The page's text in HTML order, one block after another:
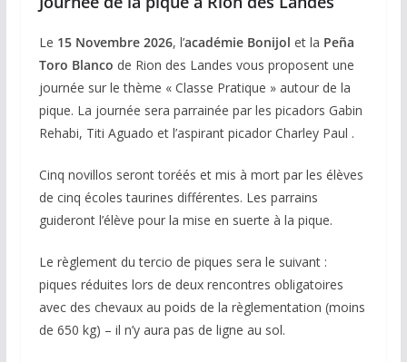
Le 15 Novembre 2026, l’académie Bonijol et la Peña
Toro Blanco de Rion des Landes vous proposent une
journée sur le thème « Classe Pratique » autour de la
pique. La journée sera parrainée par les picadors Gabin
Rehabi, Titi Aguado et l’aspirant picador Charley Paul .
Cinq novillos seront toréés et mis à mort par les élèves
de cinq écoles taurines différentes. Les parrains
guideront l’élève pour la mise en suerte à la pique.
Le règlement du tercio de piques sera le suivant :
piques réduites lors de deux rencontres obligatoires
avec des chevaux au poids de la règlementation (moins
de 650 kg) – il n’y aura pas de ligne au sol.